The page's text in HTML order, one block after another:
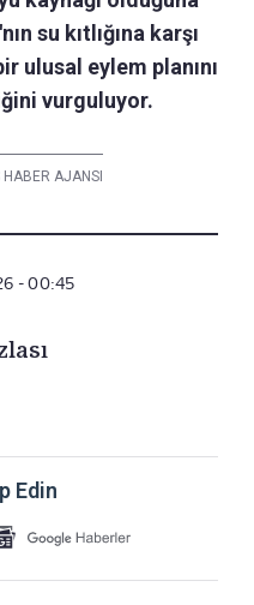
su kıtlığına karşı
ulusal eylem planını
vurguluyor.
AJANSI
- 00:45
Edin